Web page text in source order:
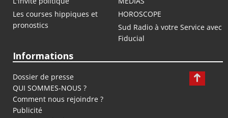
Les courses hippiques et
pronostics
HOROSCOPE
Sud Radio à votre Service avec
Fiducial
Informations
Dossier de presse
QUI SOMMES-NOUS ?
Comment nous rejoindre ?
Publicité